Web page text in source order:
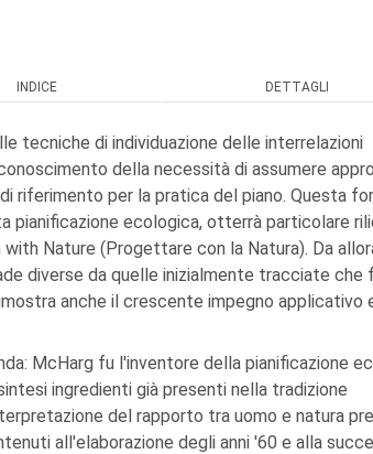
INDICE DETTAGLI
tecniche di individuazione delle interrelazioni
della necessità di assumere
riferimento per la pratica del piano. Questa
pianificazione ecologica, otterrà particolare
Nature (Progettare con la Natura). Da
diverse da quelle inizialmente tracciate che
anche il crescente impegno applicativo
McHarg fu l'inventore della pianificazione
ingredienti già presenti nella tradizione
del rapporto tra uomo e natura
all'elaborazione degli anni '60 e alla